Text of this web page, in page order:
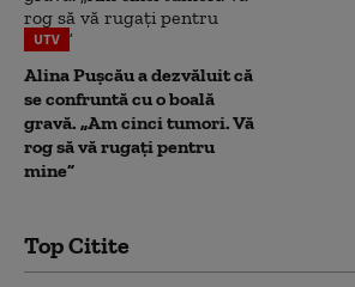
UTV
Alina Pușcău a dezvăluit că
se confruntă cu o boală
gravă. „Am cinci tumori. Vă
rog să vă rugați pentru
mine”
Top Citite